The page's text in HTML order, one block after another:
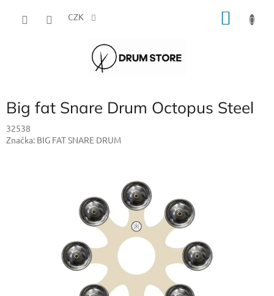
CZK
Big fat Snare Drum Octopus Steel
32538
Značka: BIG FAT SNARE DRUM